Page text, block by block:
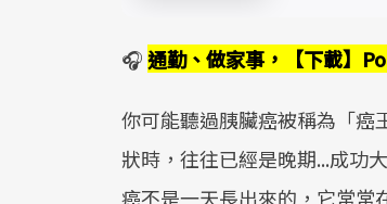
🎧通勤、做家事，【下載】
你可能聽過胰臟癌被稱為「癌
狀時，往往已經是晚期...成功
癌不是一天長出來的，它常常